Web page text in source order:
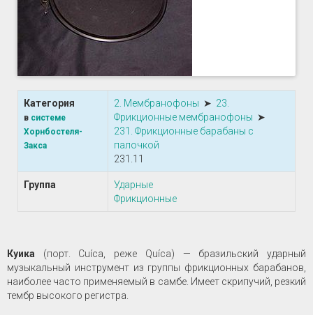
Категория
в системе
Хорнбостеля-
Закса
2. Мембранофоны ➤ 23.
Фрикционные мембранофоны ➤
231. Фрикционные барабаны с
палочкой
231.11
Группа
Ударные
Фрикционные
Куика (порт. Cuíca, реже Quíca) — бразильский ударный
музыкальный инструмент из группы фрикционных барабанов,
наиболее часто применяемый в самбе. Имеет скрипучий, резкий
тембр высокого регистра.